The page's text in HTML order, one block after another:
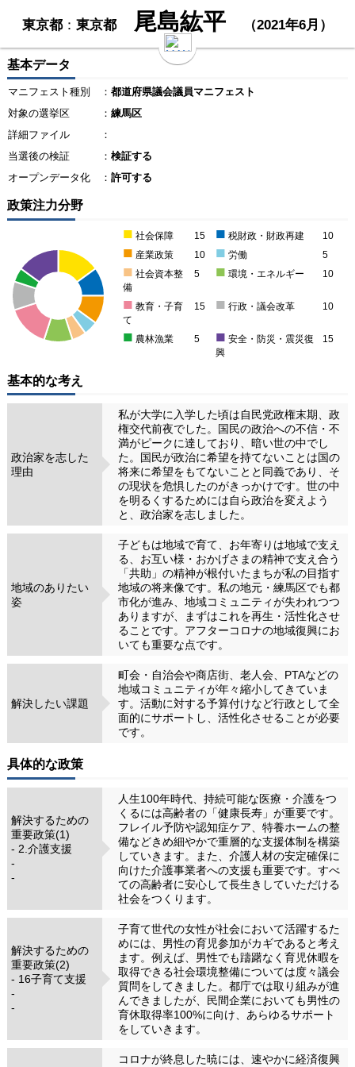
東京都：東京都 尾島紘平 （2021年6月）
基本データ
マニフェスト種別 ： 都道府県議会議員マニフェスト
対象の選挙区
： 練馬区
詳細ファイル
：
当選後の検証
： 検証する
オープンデータ化
： 許可する
政策注力分野
■ 社会保障 15 ■ 税財政・財政再建 10
■ 産業政策 10 ■ 労働 5
■ 社会資本整
備
5 ■ 環境・エネルギー 10
■ 教育・子育
て
15 ■ 行政・議会改革 10
■ 農林漁業 5 ■ 安全・防災・震災復
興
15
基本的な考え
政治家を志した
理由
私が大学に入学した頃は自民党政権末期、政
権交代前夜でした。国民の政治への不信・不
満がピークに達しており、暗い世の中でし
た。国民が政治に希望を持てないことは国の
将来に希望をもてないことと同義であり、そ
の現状を危惧したのがきっかけです。世の中
を明るくするためには自ら政治を変えよう
と、政治家を志しました。
地域のありたい
姿
子どもは地域で育て、お年寄りは地域で支え
る、お互い様・おかげさまの精神で支え合う
「共助」の精神が根付いたまちが私の目指す
地域の将来像です。私の地元・練馬区でも都
市化が進み、地域コミュニティが失われつつ
ありますが、まずはこれを再生・活性化させ
ることです。アフターコロナの地域復興にお
いても重要な点です。
解決したい課題
町会・自治会や商店街、老人会、PTAなどの
地域コミュニティが年々縮小してきていま
す。活動に対する予算付けなど行政として全
面的にサポートし、活性化させることが必要
です。
具体的な政策
解決するための
重要政策(1)
- 2.介護支援
-
-
人生100年時代、持続可能な医療・介護をつ
くるには高齢者の「健康長寿」が重要です。
フレイル予防や認知症ケア、特養ホームの整
備などきめ細やかで重層的な支援体制を構築
していきます。また、介護人材の安定確保に
向けた介護事業者への支援も重要です。すべ
ての高齢者に安心して長生きしていただける
社会をつくります。
解決するための
重要政策(2)
- 16子育て支援
-
-
子育て世代の女性が社会において活躍するた
めには、男性の育児参加がカギであると考え
ます。例えば、男性でも躊躇なく育児休暇を
取得できる社会環境整備については度々議会
質問をしてきました。都庁では取り組みが進
んできましたが、民間企業においても男性の
育休取得率100%に向け、あらゆるサポート
をしていきます。
コロナが終息した暁には、速やかに経済復興